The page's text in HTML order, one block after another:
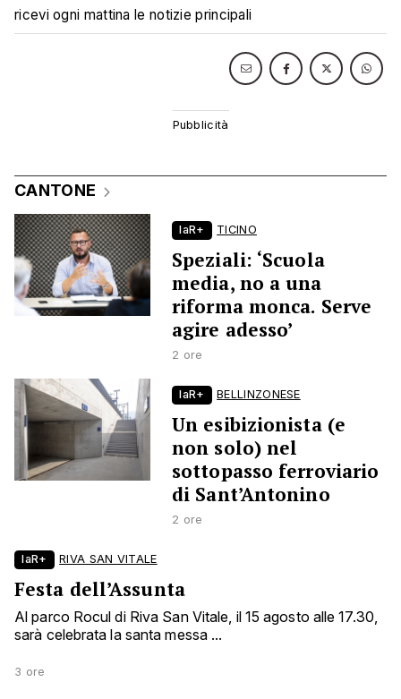
ricevi ogni mattina le notizie principali
CANTONE
laR+ TICINO
Speziali: ‘Scuola
media, no a una
riforma monca. Serve
agire adesso’
2 ore
laR+ BELLINZONESE
Un esibizionista (e
non solo) nel
sottopasso ferroviario
di Sant’Antonino
2 ore
laR+ RIVA SAN VITALE
Festa dell’Assunta
Al parco Rocul di Riva San Vitale, il 15 agosto alle 17.30,
sarà celebrata la santa messa ...
3 ore